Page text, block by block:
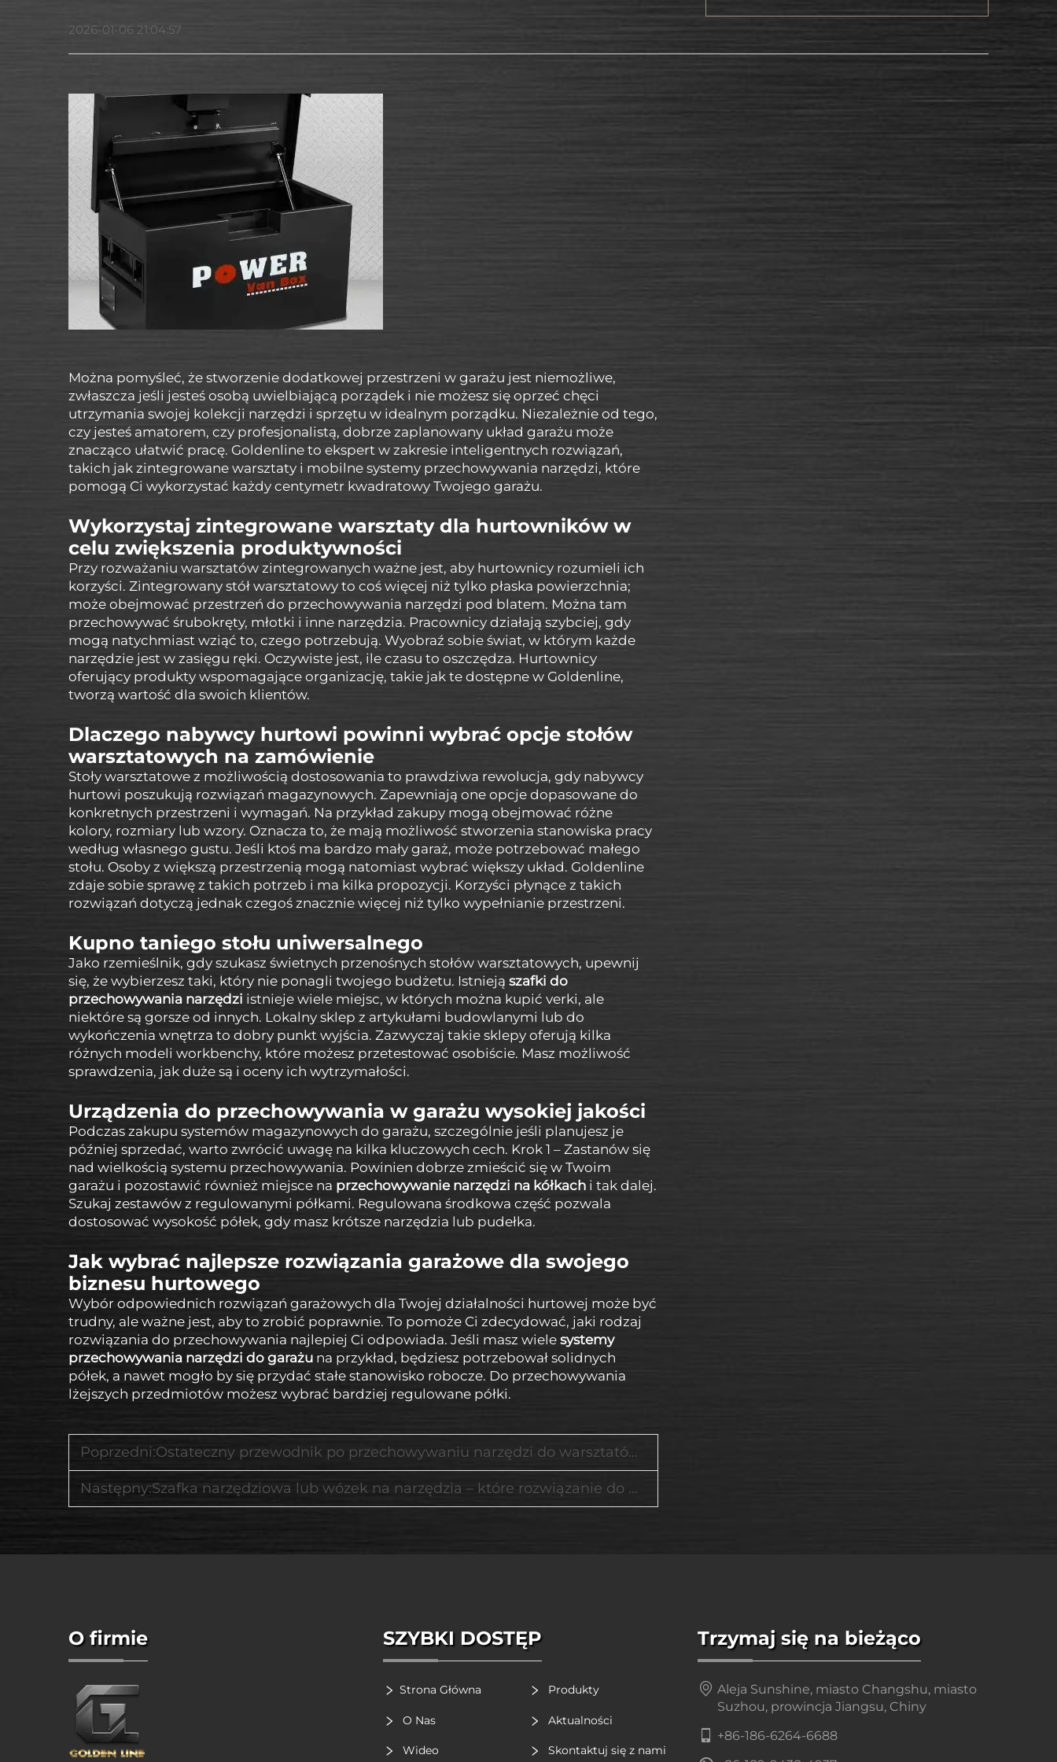
2026-01-06 21:04:57
Można pomyśleć, że stworzenie dodatkowej przestrzeni w garażu jest niemożliwe,
zwłaszcza jeśli jesteś osobą uwielbiającą porządek i nie możesz się oprzeć chęci
utrzymania swojej kolekcji narzędzi i sprzętu w idealnym porządku. Niezależnie od tego,
czy jesteś amatorem, czy profesjonalistą, dobrze zaplanowany układ garażu może
znacząco ułatwić pracę. Goldenline to ekspert w zakresie inteligentnych rozwiązań,
takich jak zintegrowane warsztaty i mobilne systemy przechowywania narzędzi, które
pomogą Ci wykorzystać każdy centymetr kwadratowy Twojego garażu.
Wykorzystaj zintegrowane warsztaty dla hurtowników w
celu zwiększenia produktywności
Przy rozważaniu warsztatów zintegrowanych ważne jest, aby hurtownicy rozumieli ich
korzyści. Zintegrowany stół warsztatowy to coś więcej niż tylko płaska powierzchnia;
może obejmować przestrzeń do przechowywania narzędzi pod blatem. Można tam
przechowywać śrubokręty, młotki i inne narzędzia. Pracownicy działają szybciej, gdy
mogą natychmiast wziąć to, czego potrzebują. Wyobraź sobie świat, w którym każde
narzędzie jest w zasięgu ręki. Oczywiste jest, ile czasu to oszczędza. Hurtownicy
oferujący produkty wspomagające organizację, takie jak te dostępne w Goldenline,
tworzą wartość dla swoich klientów.
Dlaczego nabywcy hurtowi powinni wybrać opcje stołów
warsztatowych na zamówienie
Stoły warsztatowe z możliwością dostosowania to prawdziwa rewolucja, gdy nabywcy
hurtowi poszukują rozwiązań magazynowych. Zapewniają one opcje dopasowane do
konkretnych przestrzeni i wymagań. Na przykład zakupy mogą obejmować różne
kolory, rozmiary lub wzory. Oznacza to, że mają możliwość stworzenia stanowiska pracy
według własnego gustu. Jeśli ktoś ma bardzo mały garaż, może potrzebować małego
stołu. Osoby z większą przestrzenią mogą natomiast wybrać większy układ. Goldenline
zdaje sobie sprawę z takich potrzeb i ma kilka propozycji. Korzyści płynące z takich
rozwiązań dotyczą jednak czegoś znacznie więcej niż tylko wypełnianie przestrzeni.
Kupno taniego stołu uniwersalnego
Jako rzemieślnik, gdy szukasz świetnych przenośnych stołów warsztatowych, upewnij
się, że wybierzesz taki, który nie ponagli twojego budżetu. Istnieją szafki do
przechowywania narzędzi istnieje wiele miejsc, w których można kupić verki, ale
niektóre są gorsze od innych. Lokalny sklep z artykułami budowlanymi lub do
wykończenia wnętrza to dobry punkt wyjścia. Zazwyczaj takie sklepy oferują kilka
różnych modeli workbenchy, które możesz przetestować osobiście. Masz możliwość
sprawdzenia, jak duże są i oceny ich wytrzymałości.
Urządzenia do przechowywania w garażu wysokiej jakości
Podczas zakupu systemów magazynowych do garażu, szczególnie jeśli planujesz je
później sprzedać, warto zwrócić uwagę na kilka kluczowych cech. Krok 1 – Zastanów się
nad wielkością systemu przechowywania. Powinien dobrze zmieścić się w Twoim
garażu i pozostawić również miejsce na przechowywanie narzędzi na kółkach i tak dalej.
Szukaj zestawów z regulowanymi półkami. Regulowana środkowa część pozwala
dostosować wysokość półek, gdy masz krótsze narzędzia lub pudełka.
Jak wybrać najlepsze rozwiązania garażowe dla swojego
biznesu hurtowego
Wybór odpowiednich rozwiązań garażowych dla Twojej działalności hurtowej może być
trudny, ale ważne jest, aby to zrobić poprawnie. To pomoże Ci zdecydować, jaki rodzaj
rozwiązania do przechowywania najlepiej Ci odpowiada. Jeśli masz wiele systemy
przechowywania narzędzi do garażu na przykład, będziesz potrzebował solidnych
półek, a nawet mogło by się przydać stałe stanowisko robocze. Do przechowywania
lżejszych przedmiotów możesz wybrać bardziej regulowane półki.
Poprzedni:Ostateczny przewodnik po przechowywaniu narzędzi do warsztatów i garaży
Następny:Szafka narzędziowa lub wózek na narzędzia – które rozwiązanie do przechowywania w garażu najlepiej spełni Twoje oczekiwania
O firmie SZYBKI DOSTĘP
Strona Główna Produkty
O Nas Aktualności
Wideo Skontaktuj się z nami
Trzymaj się na bieżąco
Aleja Sunshine, miasto Changshu, miasto
Suzhou, prowincja Jiangsu, Chiny
+86-186-6264-6688